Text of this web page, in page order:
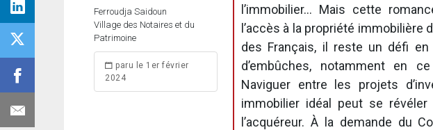
Ferroudja Saidoun
Village des Notaires et du
Patrimoine
paru le 1er février
2024
l’immobilier… Mais cette
l’accès à la propriété
des Français, il reste un défi
d’embûches, notamment en
Naviguer entre les projets
immobilier idéal peut se
l’acquéreur. À la demande du